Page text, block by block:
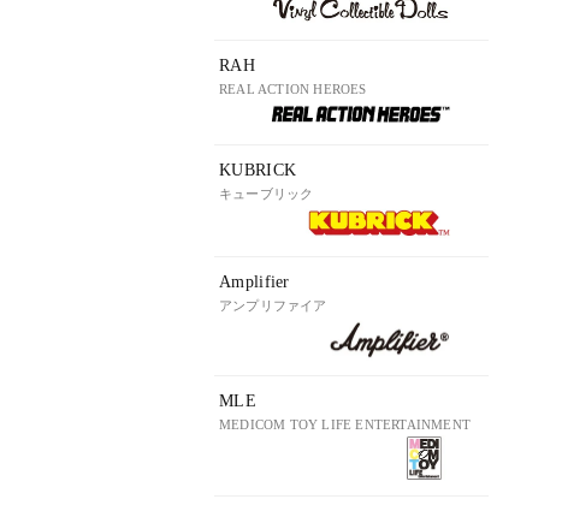
RAH
REAL ACTION HEROES
KUBRICK
キューブリック
Amplifier
アンプリファイア
MLE
MEDICOM TOY LIFE ENTERTAINMENT